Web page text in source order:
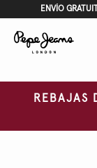
ENVÍO
REBAJAS